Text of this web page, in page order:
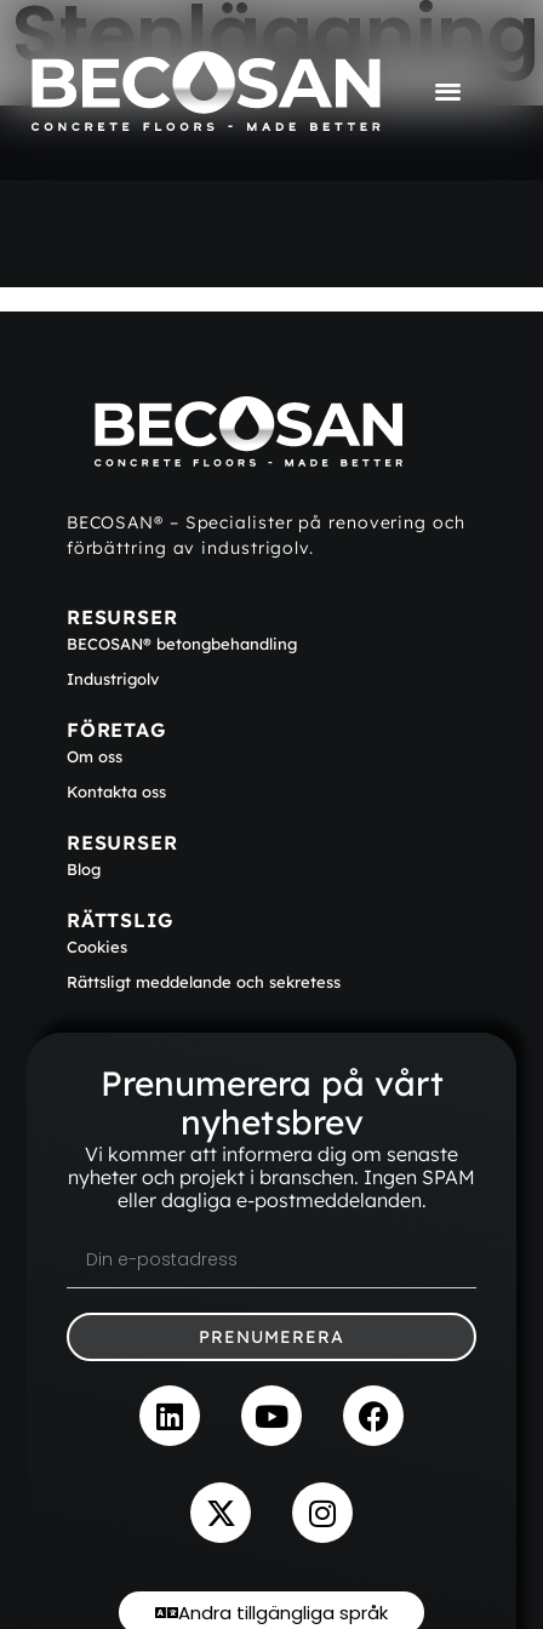
Stenläggning
BECOSAN® – Specialister på renovering och
förbättring av industrigolv.
RESURSER
BECOSAN® betongbehandling
Industrigolv
FÖRETAG
Om oss
Kontakta oss
RESURSER
Blog
RÄTTSLIG
Cookies
Rättsligt meddelande och sekretess
Prenumerera på vårt
nyhetsbrev
Vi kommer att informera dig om senaste
nyheter och projekt i branschen. Ingen SPAM
eller dagliga e-postmeddelanden.
PRENUMERERA
Andra tillgängliga språk